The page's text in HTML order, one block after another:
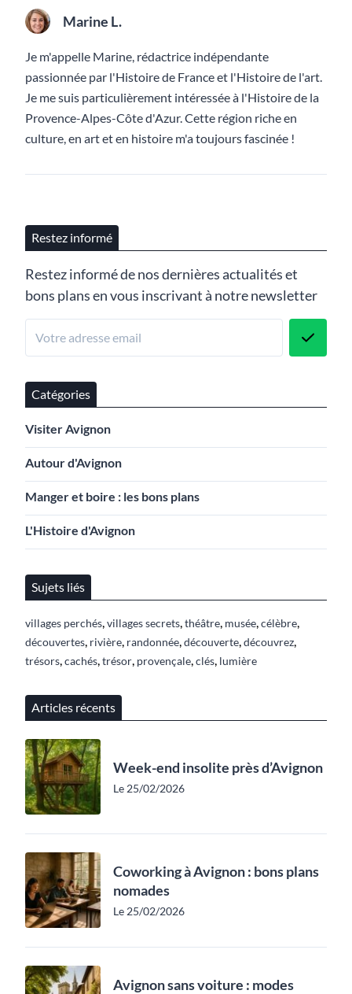
Marine L.
Je m'appelle Marine, rédactrice indépendante
passionnée par l'Histoire de France et l'Histoire de l'art.
Je me suis particulièrement intéressée à l'Histoire de la
Provence-Alpes-Côte d'Azur. Cette région riche en
culture, en art et en histoire m'a toujours fascinée !
Restez informé
Restez informé de nos dernières actualités et
bons plans en vous inscrivant à notre newsletter
Catégories
Visiter Avignon
Autour d'Avignon
Manger et boire : les bons plans
L'Histoire d'Avignon
Sujets liés
villages perchés,villages secrets,théâtre, musée,célèbre,
découvertes, rivière, randonnée,découverte,découvrez,
trésors,cachés,trésor, provençale,clés, lumière
Articles récents
Week-end insolite près d’Avignon
Le 25/02/2026
Coworking à Avignon : bons plans
nomades
Le 25/02/2026
Avignon sans voiture : modes